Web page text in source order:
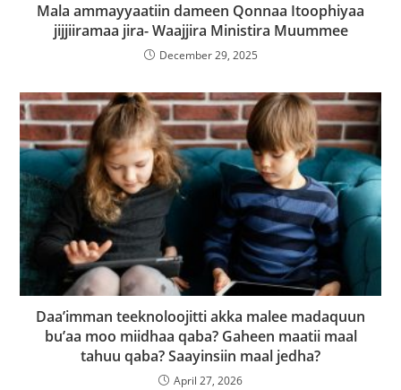
Mala ammayyaatiin dameen Qonnaa Itoophiyaa
jijjiiramaa jira- Waajjira Ministira Muummee
December 29, 2025
Daa’imman teeknoloojitti akka malee madaquun
bu’aa moo miidhaa qaba? Gaheen maatii maal
tahuu qaba? Saayinsiin maal jedha?
April 27, 2026